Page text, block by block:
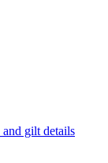
gilt details